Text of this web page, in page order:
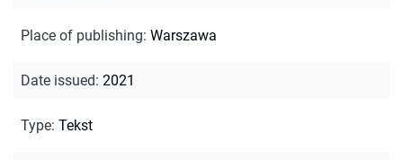
Place of publishing: Warszawa
Date issued: 2021
Type: Tekst